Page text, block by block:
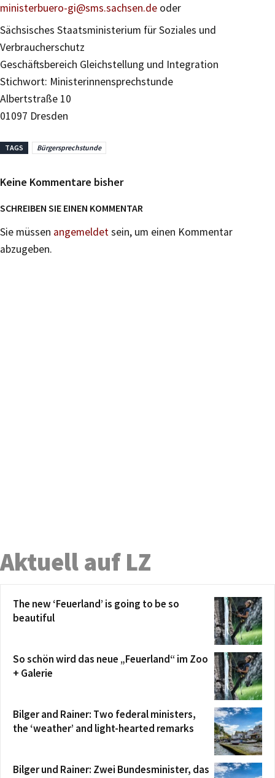
ministerbuero-gi@sms.sachsen.de oder
Sächsisches Staatsministerium für Soziales und
Verbraucherschutz
Geschäftsbereich Gleichstellung und Integration
Stichwort: Ministerinnensprechstunde
Albertstraße 10
01097 Dresden
TAGS Bürgersprechstunde
Keine Kommentare bisher
SCHREIBEN SIE EINEN KOMMENTAR
Sie müssen angemeldetsein, um einen Kommentar
abzugeben.
Aktuell auf LZ
The new ‘Feuerland’ is going to be so
beautiful
So schön wird das neue „Feuerland“ im Zoo
+ Galerie
Bilger and Rainer: Two federal ministers,
the ‘weather’ and light-hearted remarks
Bilger und Rainer: Zwei Bundesminister, das